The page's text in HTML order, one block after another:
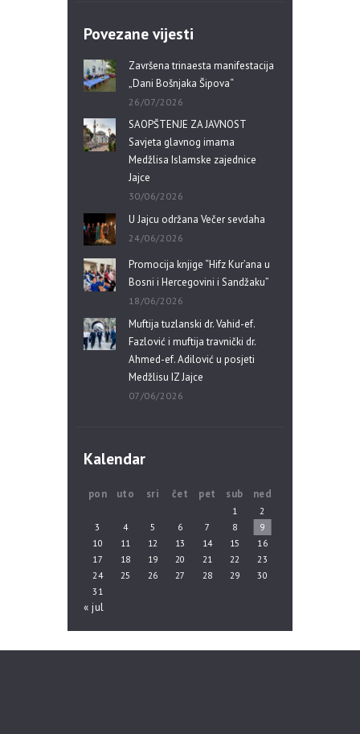
Povezane vijesti
Završena trinaesta manifestacija
„Dani Bošnjaka Šipova“
26/07/2026
SAOPŠTENJE ZA JAVNOST
Savjeta glavnog imama
Medžlisa Islamske zajednice
Jajce
30/06/2026
U Jajcu održana Večer sevdaha
24/06/2026
Promocija knjige “Hifz Kur’ana u
Bosni i Hercegovini i Sandžaku”
18/06/2026
Muftija tuzlanski dr. Vahid-ef.
Fazlović i muftija travnički dr.
Ahmed-ef. Adilović u posjeti
Medžlisu IZ Jajce
07/06/2026
Kalendar
pon uto sri čet pet sub ned
1
2
3
4 5 6 7 8
9
10
11 12 13 14 15
16
17
18 19 20 21 22
23
24
25 26 27 28 29
30
31
« jul